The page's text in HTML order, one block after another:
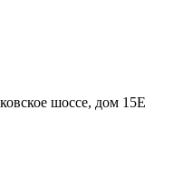
шоссе, дом 15Е